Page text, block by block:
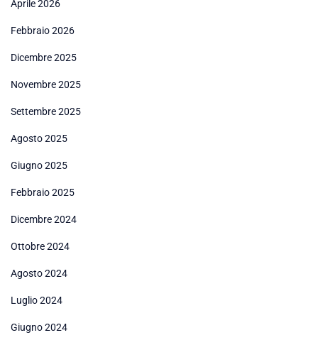
Aprile 2026
Febbraio 2026
Dicembre 2025
Novembre 2025
Settembre 2025
Agosto 2025
Giugno 2025
Febbraio 2025
Dicembre 2024
Ottobre 2024
Agosto 2024
Luglio 2024
Giugno 2024